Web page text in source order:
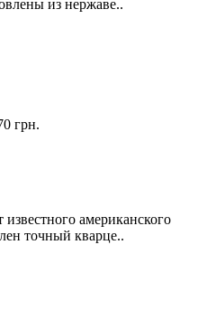
из нержаве..
грн.
американского
точный кварце..